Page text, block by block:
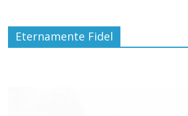
Eternamente Fidel